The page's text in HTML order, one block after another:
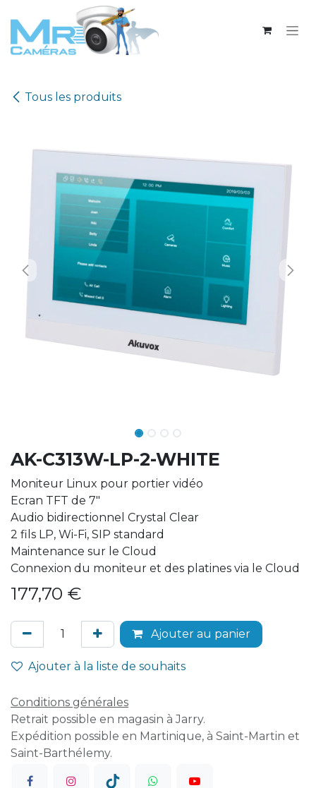
Se rendre au contenu
Tous les produits
AK-C313W-LP-2-WHITE
Moniteur Linux pour portier vidéo
Ecran TFT de 7"
Audio bidirectionnel Crystal Clear
2 fils LP, Wi-Fi, SIP standard
Maintenance sur le Cloud
Connexion du moniteur et des platines via le Cloud
177,70 €
Ajouter au panier
Ajouter à la liste de souhaits
Conditions générales
Retrait possible en magasin à Jarry.
Expédition possible en Martinique, à Saint-Martin et
Saint-Barthélemy.